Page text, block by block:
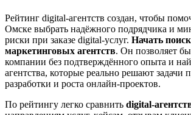
Рейтинг digital-агентств создан, чтобы
Омске выбрать надёжного подрядчика и
риски при заказе digital-услуг. Начать
маркетинговых агентств. Он позволяет
компании без подтверждённого опыта и
агентства, которые реально решают задачи
разработки и роста онлайн-проектов.
По рейтингу легко сравнить digital-